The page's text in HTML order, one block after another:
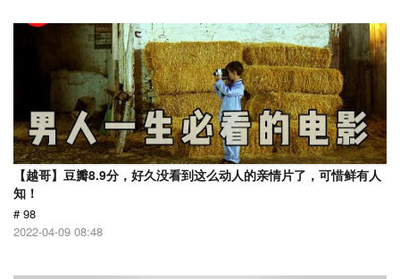
【越哥】豆瓣8.9分，好久没看到这么动人的亲情片了，可惜鲜有人
知！
# 98
2022-04-09 08:48